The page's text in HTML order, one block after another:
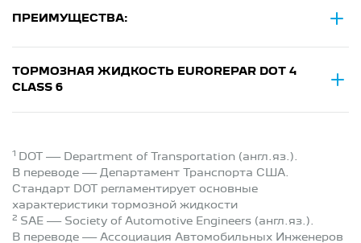
ПРЕИМУЩЕСТВА:
ТОРМОЗНАЯ ЖИДКОСТЬ EUROREPAR DOT 4
CLASS 6
1
DOT — Department of Transportation (англ.яз.).
В переводе — Департамент Транспорта США.
Стандарт DOT регламентирует основные
характеристики тормозной жидкости
2 SAE — Society of Automotive Engineers (англ.яз.).
В переводе — Ассоциация Автомобильных Инженеров